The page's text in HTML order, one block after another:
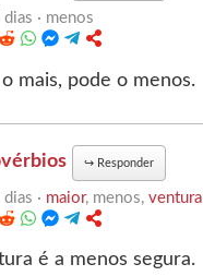
· menos
mais, pode o menos.
↪ Responder
· maior, menos,ventura
é a menos segura.